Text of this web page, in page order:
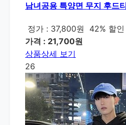
남녀공용 특양면 무지 후드
정가 : 37,800원
42% 할인
가격 : 21,700원
상품상세 보기
26